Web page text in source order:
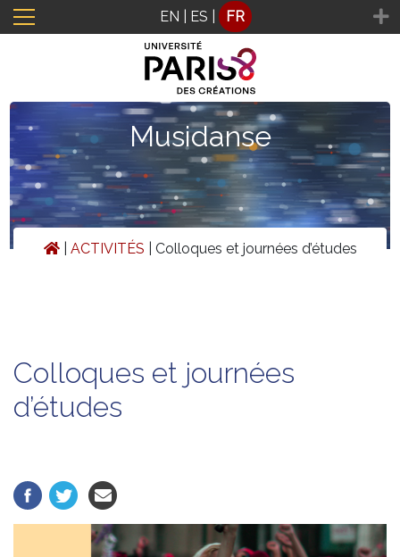
Panneau de gestion des cookies
EN ES FR
Musidanse
ACTIVITÉS Colloques et journées d’études
Colloques et journées
d’études